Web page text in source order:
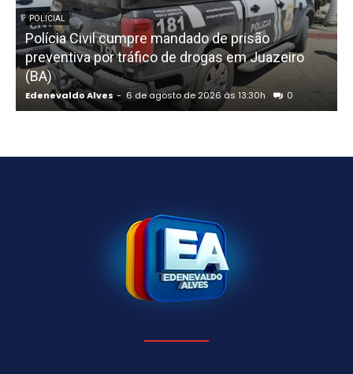
POLICIAL
Polícia Civil cumpre mandado de prisão
preventiva por tráfico de drogas em Juazeiro
(BA)
Edenevaldo Alves - 6 de agosto de 2026 às 13:30h 0